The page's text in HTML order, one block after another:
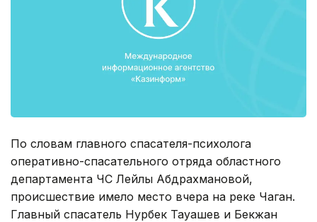
По словам главного спасателя-психолога
оперативно-спасательного отряда областного
департамента ЧС Лейлы Абдрахмановой,
происшествие имело место вчера на реке Чаган.
Главный спасатель Нурбек Тауашев и Бекжан